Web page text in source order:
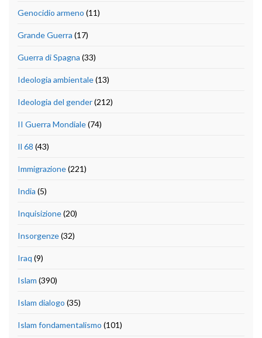
Genocidio armeno (11)
Grande Guerra (17)
Guerra di Spagna (33)
Ideologia ambientale(13)
Ideologia del gender(212)
II Guerra Mondiale(74)
Il 68 (43)
Immigrazione(221)
India (5)
Inquisizione(20)
Insorgenze(32)
Iraq (9)
Islam (390)
Islam dialogo (35)
Islam fondamentalismo (101)